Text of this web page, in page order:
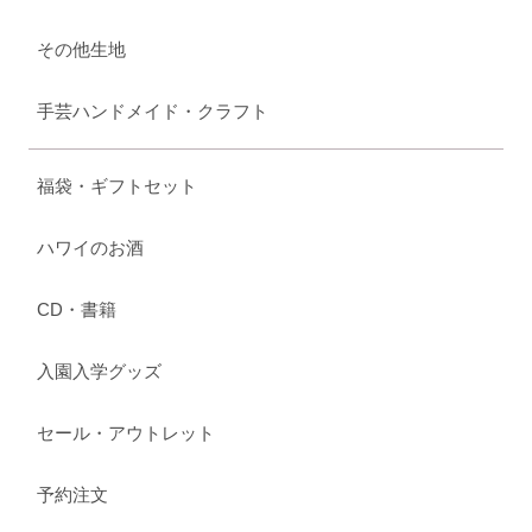
その他生地
手芸ハンドメイド・クラフト
福袋・ギフトセット
ハワイのお酒
CD・書籍
入園入学グッズ
セール・アウトレット
予約注文